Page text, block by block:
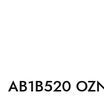
AB1B520